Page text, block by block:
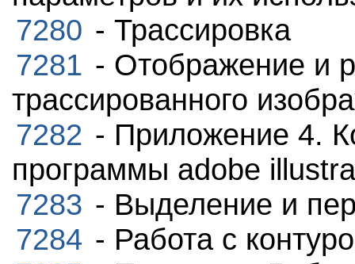
7280 - Трассировка
7281 - Отображение и
трассированного
7282 - Приложение 4.
программы adobe
7283 - Выделение и
7284 - Работа с